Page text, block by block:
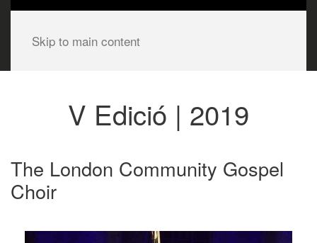
Skip to main content
V Edició | 2019
The London Community Gospel
Choir